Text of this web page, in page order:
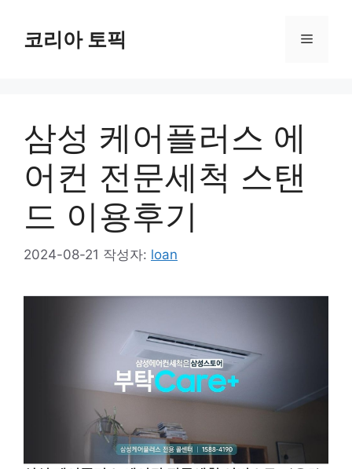
코리아 토픽 메
삼성 케어플러스 에
어컨 전문세척 스탠
드 이용후기
2024-08-21 작성자: loan